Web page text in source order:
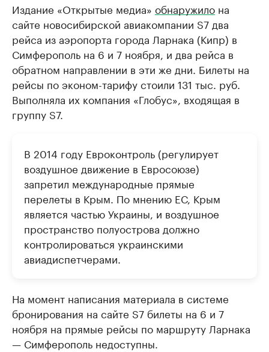
Издание «Открытые медиа» обнаружило на
сайте новосибирской авиакомпании S7 два
рейса из аэропорта города Ларнака (Кипр) в
Симферополь на 6 и 7 ноября, и два рейса в
обратном направлении в эти же дни. Билеты на
рейсы по эконом-тарифу стоили 131 тыс. руб.
Выполняла их компания «Глобус», входящая в
группу S7.
В 2014 году Евроконтроль (регулирует
воздушное движение в Евросоюзе)
запретил международные прямые
перелеты в Крым. По мнению ЕС, Крым
является частью Украины, и воздушное
пространство полуострова должно
контролироваться украинскими
авиадиспетчерами.
На момент написания материала в системе
бронирования на сайте S7 билеты на 6 и 7
ноября на прямые рейсы по маршруту Ларнака
— Симферополь недоступны.